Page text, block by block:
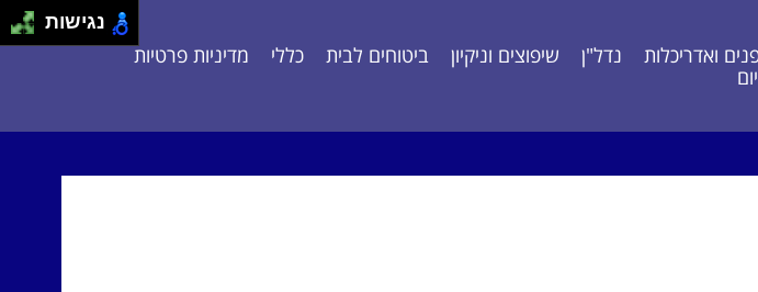
ואדריכלות
נדל"ן שיפוצים וניקיון ביטוחים לבית כללי מדיניות פרטיות
נגישות